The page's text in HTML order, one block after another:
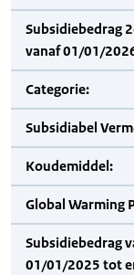
Subsidiebedrag
vanaf 01/01/
Categorie:
Subsidiabel
Koudemiddel:
Global Warming
Subsidiebedrag
01/01/2025 tot